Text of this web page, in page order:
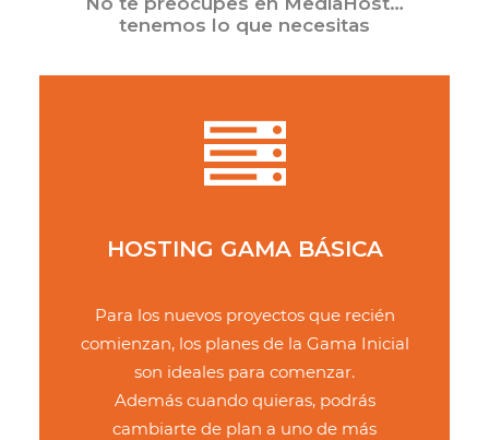
tenemos lo que necesitas
HOSTING GAMA BÁSICA
Para los nuevos proyectos que recién
comienzan, los planes de la Gama Inicial
son ideales para comenzar.
Además cuando quieras, podrás
cambiarte de plan a uno de más